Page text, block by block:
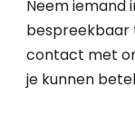
Neem iemand
bespreekbaar
contact met
je kunnen